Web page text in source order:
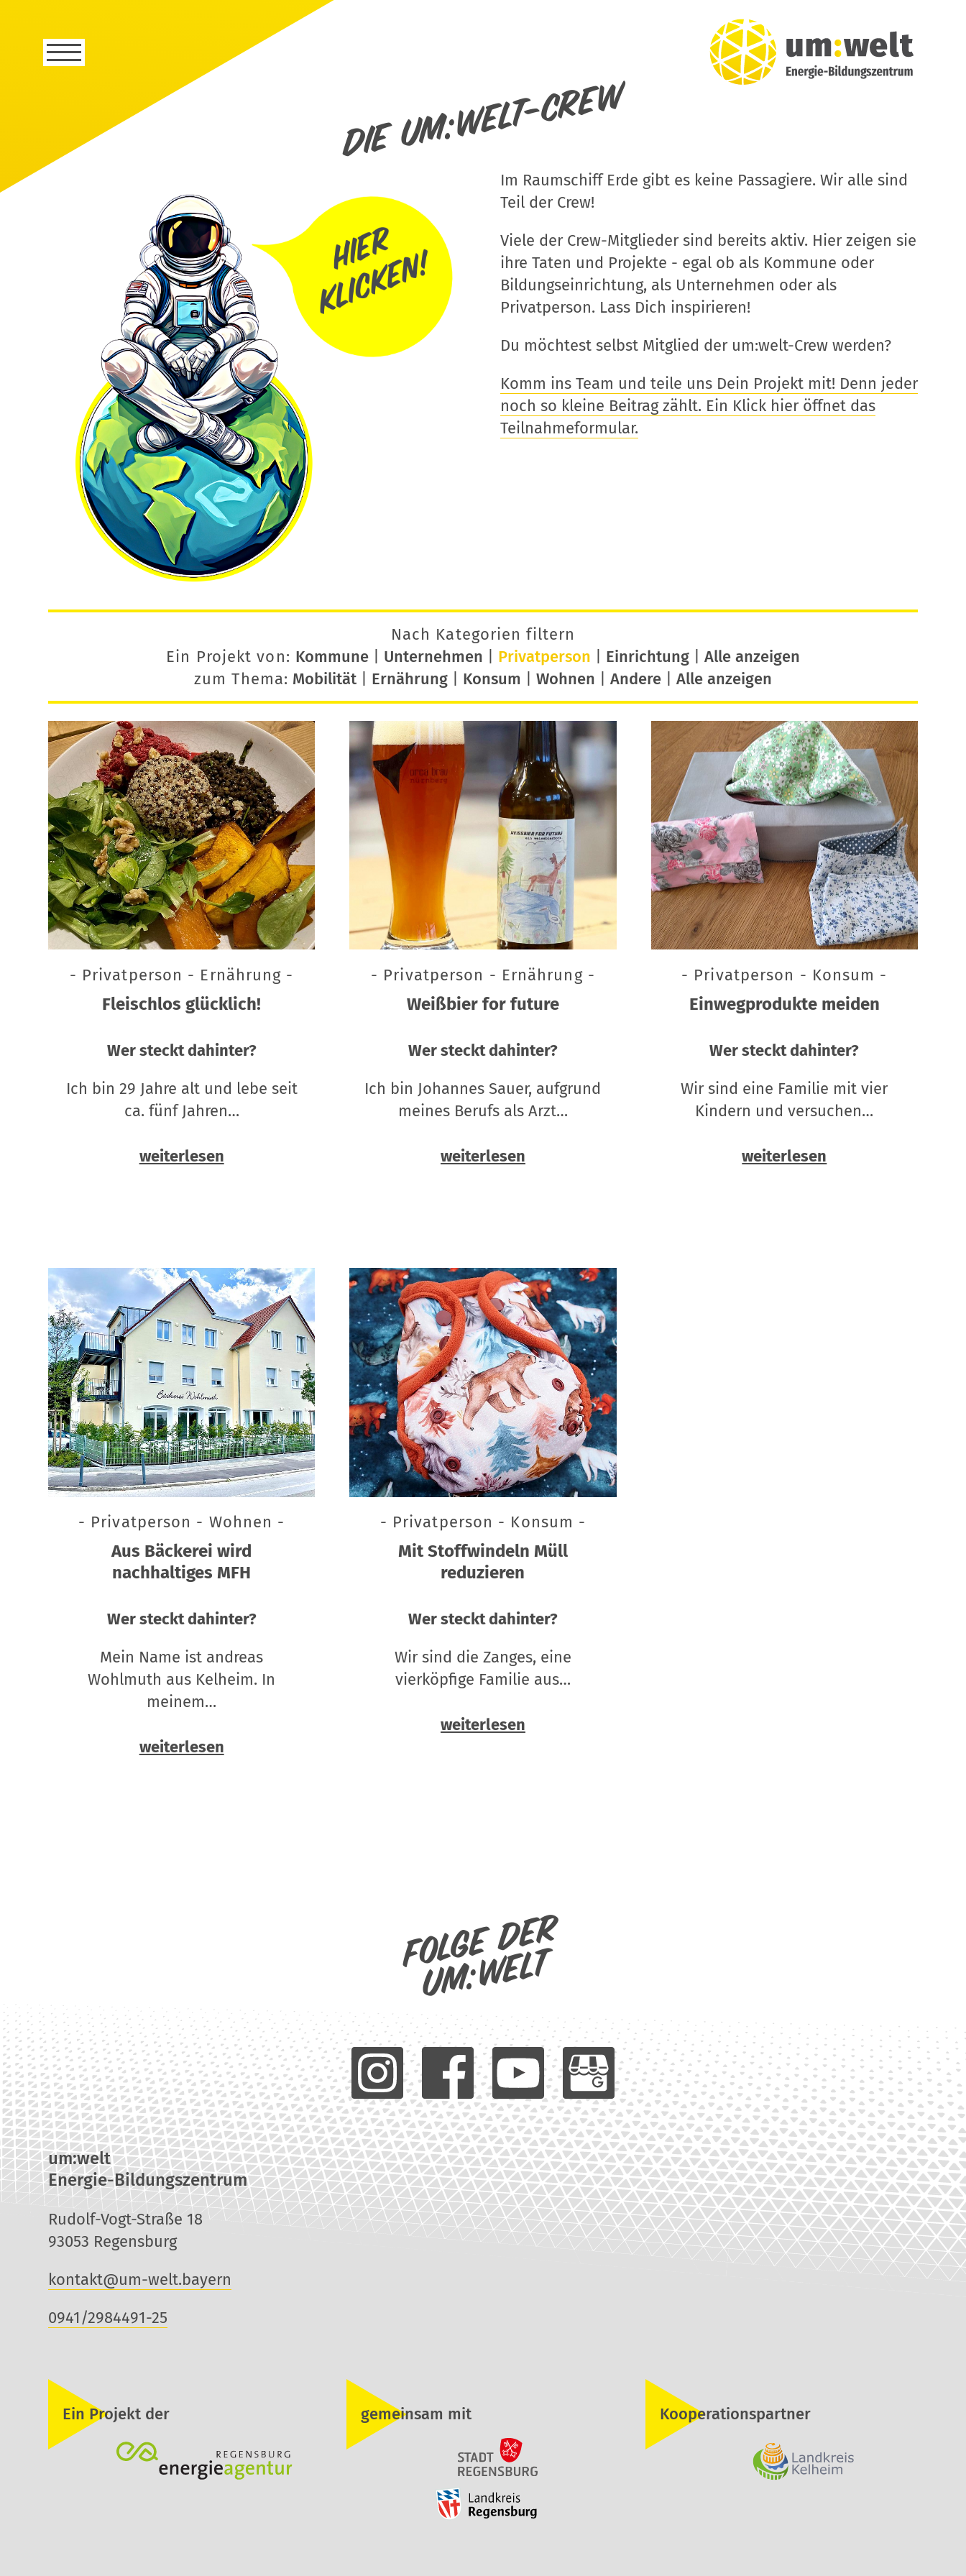
Die um:welt-Crew
Im Raumschiff Erde gibt es keine Passagiere. Wir alle sind
Teil der Crew!
Viele der Crew-Mitglieder sind bereits aktiv. Hier zeigen sie
ihre Taten und Projekte - egal ob als Kommune oder
Bildungseinrichtung, als Unternehmen oder als
Privatperson. Lass Dich inspirieren!
Du möchtest selbst Mitglied der um:welt-Crew werden?
Komm ins Team und teile uns Dein Projekt mit! Denn jeder
noch so kleine Beitrag zählt. Ein Klick hier öffnet das
Teilnahmeformular.
Nach Kategorien filtern
Ein Projekt von: Kommune| Unternehmen Privatperson Einrichtung| Alle anzeigen
zum Thema: Mobilität Ernährung Konsum Wohnen Andere Alle anzeigen
- Privatperson - Ernährung -
Fleischlos glücklich!
Wer steckt dahinter?
Ich bin 29 Jahre alt und lebe seit
ca. fünf Jahren…
weiterlesen
- Privatperson - Ernährung -
Weißbier for future
Wer steckt dahinter?
Ich bin Johannes Sauer, aufgrund
meines Berufs als Arzt…
weiterlesen
- Privatperson - Konsum -
Einwegprodukte meiden
Wer steckt dahinter?
Wir sind eine Familie mit vier
Kindern und versuchen…
weiterlesen
- Privatperson - Wohnen -
Aus Bäckerei wird
nachhaltiges MFH
Wer steckt dahinter?
Mein Name ist andreas
Wohlmuth aus Kelheim. In
meinem…
weiterlesen
- Privatperson - Konsum -
Mit Stoffwindeln Müll
reduzieren
Wer steckt dahinter?
Wir sind die Zanges, eine
vierköpfige Familie aus…
weiterlesen
Folge der
um:welt
um:welt
Energie-Bildungszentrum
Rudolf-Vogt-Straße 18
93053 Regensburg
kontakt@um-welt.bayern
0941/2984491-25
Ein Projekt der gemeinsam mit Kooperationspartner